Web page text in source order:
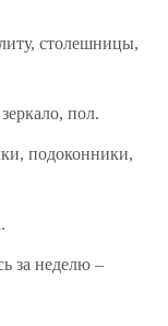
столешницы,
пол.
подоконники,
за неделю –